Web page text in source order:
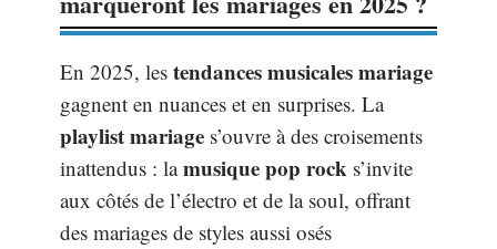
En 2025, les tendances musicales mariage
gagnent en nuances et en surprises. La
playlist mariage s’ouvre à des croisements
inattendus : lamusique pop rock s’invite
aux côtés de l’électro et de la soul, offrant
des mariages de styles aussi osés